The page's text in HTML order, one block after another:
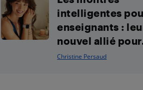
intelligentes
enseignants :
nouvel allié
Christine Persaud